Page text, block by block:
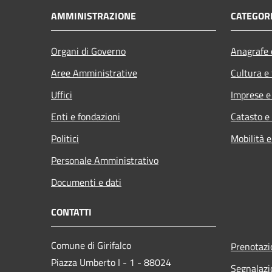
AMMINISTRAZIONE
Organi di Governo
Aree Amministrative
Uffici
Enti e fondazioni
Politici
Personale Amministrativo
Documenti e dati
Cultura
Imprese
Catasto
Mobilità
CONTATTI
Comune di Girifalco
Piazza Umberto I - 1 - 88024